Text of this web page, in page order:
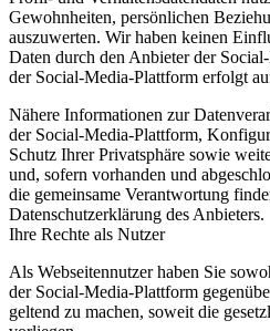
Gewohnheiten, persönlichen
auszuwerten. Wir haben keinen
Daten durch den Anbieter der
der Social-Media-Plattform erfolgt
Nähere Informationen zur
der Social-Media-Plattform,
Schutz Ihrer Privatsphäre sowie
und, sofern vorhanden und
die gemeinsame Verantwortung
Datenschutzerklärung des Anbieters.
Ihre Rechte als Nutzer
Als Webseitennutzer haben Sie
der Social-Media-Plattform
geltend zu machen, soweit die